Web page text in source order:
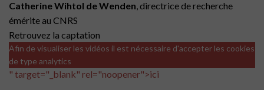
Catherine Wihtol de Wenden, directrice de recherche
émérite au CNRS
Retrouvez la captation
Afin de visualiser les vidéos il est nécessaire d'accepter les cookies
de type analytics
" target="_blank" rel="noopener">ici